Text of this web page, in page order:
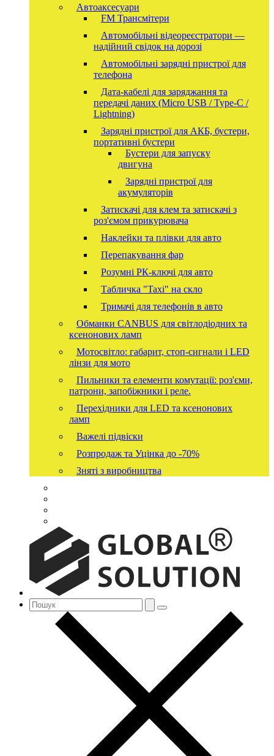
Автоаксесуари
FM Трансмітери
Автомобільні відеореєстратори —
надійний свідок на дорозі
Автомобільні зарядні пристрої для
телефона
Дата-кабелі для заряджання та
передачі даних (Micro USB / Type-C /
Lightning)
Зарядні пристрої для АКБ, бустери,
портативні бустери
Бустери для запуску
двигуна
Зарядні пристрої для
акумуляторів
Затискачі для клем та затискачі з
роз'ємом прикурювача
Наклейки та плівки для авто
Перепакування фар
Розумні РК-ключі для авто
Табличка "Taxi" на скло
Тримачі для телефонів в авто
Обманки CANBUS для світлодіодних та
ксенонових ламп
Мотосвітло: габарит, стоп-сигнали і LED
лінзи для мото
Пильники та елементи комутації: роз'єми,
патрони, запобіжники і реле.
Перехідники для LED та ксенонових
ламп
Важелі підвіски
Розпродаж та Уцінка до -70%
Зняті з виробництва